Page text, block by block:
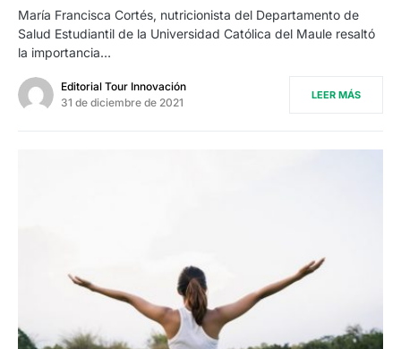
María Francisca Cortés, nutricionista del Departamento de
Salud Estudiantil de la Universidad Católica del Maule resaltó
la importancia…
Editorial Tour Innovación
31 de diciembre de 2021
LEER MÁS